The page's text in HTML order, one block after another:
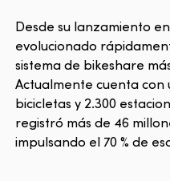
Desde su lanzamiento
evolucionado
sistema de bikeshare
Actualmente cuenta con
bicicletas y 2.300
registró más de 46
impulsando el 70 % de